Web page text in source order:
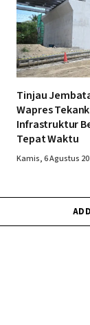
Tinjau
Wapres
Infrastruktur
Tepat Waktu
Kamis, 6 Agustus